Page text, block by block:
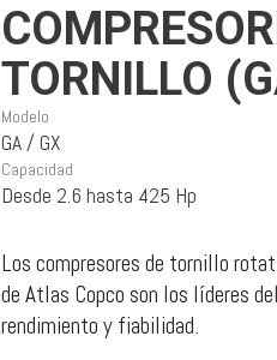
TORNILLO
Modelo
GA / GX
Capacidad
Desde 2.6 hasta 425 Hp
Los compresores de tornillo
de Atlas Copco son los líderes
rendimiento y fiabilidad.